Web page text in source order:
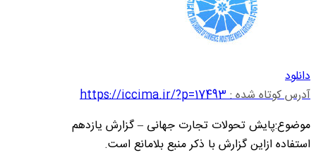
دانلود
آدرس کوتاه شده :https://iccima.ir/?p=17493
موضوع:پایش تحولات تجارت جهانی – گزارش یازدهم
استفاده ازاین گزارش با ذکر منبع بلامانع است.